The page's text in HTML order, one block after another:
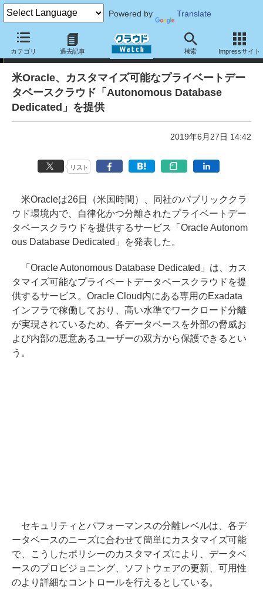
Powered by Translate
カテゴリ 過去記事 検索 Impressサイト
ニュース
米Oracle、カスタマイズ可能なプライベートデー
タベースクラウド「Autonomous Database
Dedicated」を提供
2019年6月27日 14:42
リスト
米Oracleは26日（米国時間）、同社のパブリッククラ
ウド環境内で、自律化かつ分離されたプライベートデー
タベースクラウドを提供するサービス「Oracle Autonom
ous Database Dedicated」を発表した。
「Oracle Autonomous Database Dedicated」は、カス
タマイズ可能なプライベートデータベースクラウドを提
供するサービス。Oracle Cloud内にある専用のExadata
インフラで稼働しており、高い水準でワークロード分離
が実現されているため、各データベースを外部の脅威お
よび内部の悪意あるユーザーの双方から保護できるとい
う。
セキュリティとパフォーマンスの分離レベルは、各デ
ータベースのニーズに合わせて簡単にカスタマイズ可能
で、こうしたポリシーのカスタマイズにより、データベ
ースのプロビジョニング、ソフトウェアの更新、可用性
のより詳細なコントロールを行えるとしている。